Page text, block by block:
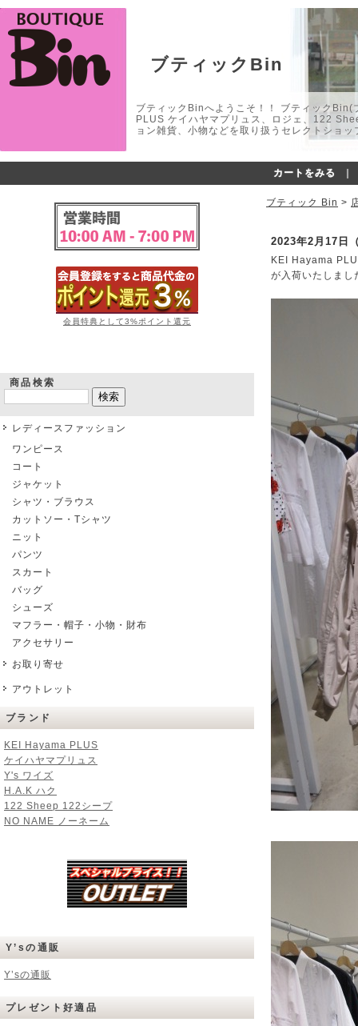
ブティックBin
ブティックBinへようこそ！！ ブティック
PLUS ケイハヤマプリュス、ロジェ、122
ョン雑貨、小物などを取り扱うセレクトショ
カートをみる
会員特典として3%ポイント還元
商品検索
レディースファッション
ワンピース
コート
ジャケット
シャツ・ブラウス
カットソー・Tシャツ
ニット
パンツ
スカート
バッグ
シューズ
マフラー・帽子・小物・財布
アクセサリー
お取り寄せ
アウトレット
ブランド
KEI Hayama PLUS
ケイハヤマプリュス
Y's ワイズ
H.A.K ハク
122 Sheep 122シープ
NO NAME ノーネーム
Y’sの通販
Y’sの通販
プレゼント好適品
ブティック Bin >
2023年2月17日
KEI Hayama
が入荷いたしまし